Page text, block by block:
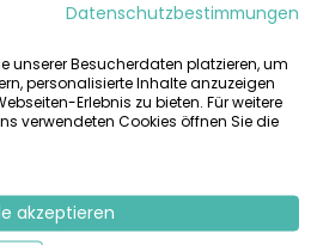
können Sie in dieser modernen
Gerichte kochen und
Terrasse genießen. Egal
der ganzen Familie – in der
eine ganz neue
Datenschutzbestimmungen
unserer Besucherdaten platzieren, um
personalisierte Inhalte anzuzeigen
Erlebnis zu bieten. Für weitere
verwendeten Cookies öffnen Sie die
akzeptieren